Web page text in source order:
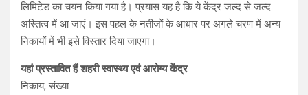
लिमिटेड का चयन किया गया है। प्रयास यह है कि ये केंद्र जल्द से जल्द
अस्तित्व में आ जाएं। इस पहल के नतीजों के आधार पर अगले चरण में अन्य
निकायों में भी इसे विस्तार दिया जाएगा।
यहां प्रस्तावित हैं शहरी स्वास्थ्य एवं आरोग्य केंद्र
निकाय, संख्‍या